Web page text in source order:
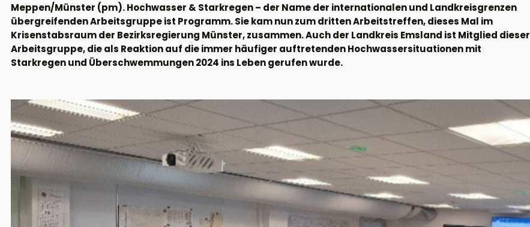
Meppen/Münster (pm). Hochwasser & Starkregen – der Name der internationalen und Landkreisgrenzen
übergreifenden Arbeitsgruppe ist Programm. Sie kam nun zum dritten Arbeitstreffen, dieses Mal im
Krisenstabsraum der Bezirksregierung Münster, zusammen. Auch der Landkreis Emsland ist Mitglied dieser
Arbeitsgruppe, die als Reaktion auf die immer häufiger auftretenden Hochwassersituationen mit
Starkregen und Überschwemmungen 2024 ins Leben gerufen wurde.